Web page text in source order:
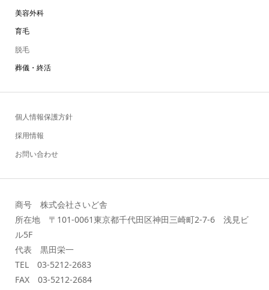
美容外科
育毛
脱毛
葬儀・終活
個人情報保護方針
採用情報
お問い合わせ
商号 株式会社さいど舎
所在地 〒101-0061東京都千代田区神田三崎町2-7-6 浅見ビ
ル5F
代表 黒田栄一
TEL 03-5212-2683
FAX 03-5212-2684